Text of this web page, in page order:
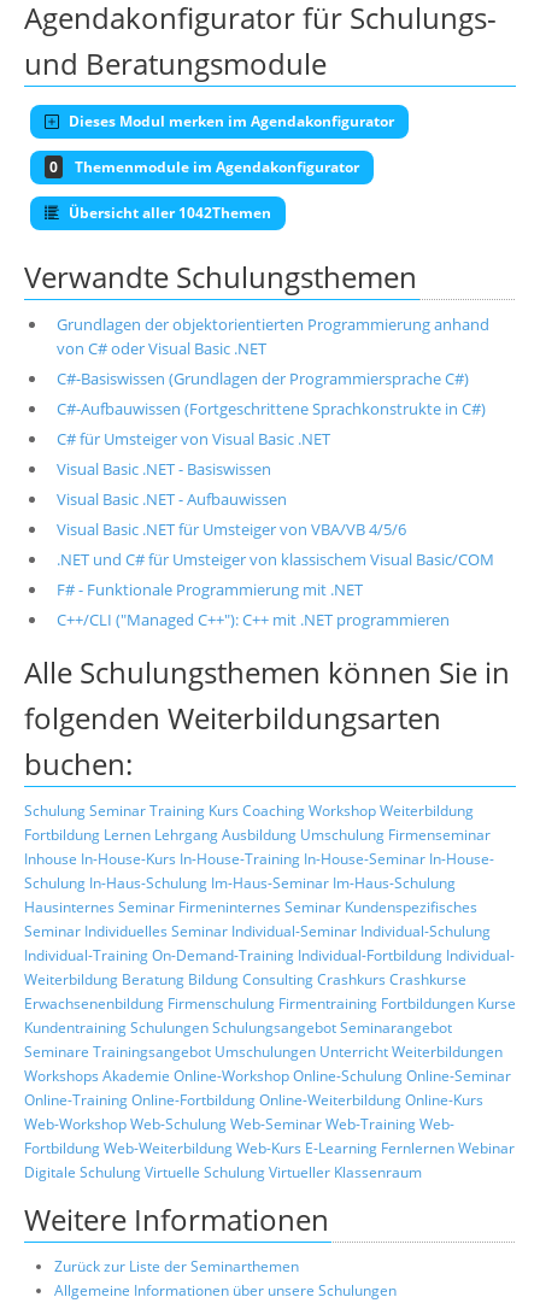
Agendakonfigurator für Schulungs-
und Beratungsmodule
Dieses Modul merken im Agendakonfigurator
0 Themenmodule im Agendakonfigurator
Übersicht aller 1042Themen
Verwandte Schulungsthemen
Grundlagen der objektorientierten Programmierung anhand
von C# oder Visual Basic .NET
C#-Basiswissen (Grundlagen der Programmiersprache C#)
C#-Aufbauwissen (Fortgeschrittene Sprachkonstrukte in C#)
C# für Umsteiger von Visual Basic .NET
Visual Basic .NET - Basiswissen
Visual Basic .NET - Aufbauwissen
Visual Basic .NET für Umsteiger von VBA/VB 4/5/6
.NET und C# für Umsteiger von klassischem Visual Basic/COM
F# - Funktionale Programmierung mit .NET
C++/CLI ("Managed C++"): C++ mit .NET programmieren
Alle Schulungsthemen können Sie in
folgenden Weiterbildungsarten
buchen:
SchulungSeminarTraining Kurs CoachingWorkshopWeiterbildung
Fortbildung Lernen LehrgangAusbildung Umschulung Firmenseminar
Inhouse In-House-Kurs In-House-Training In-House-Seminar In-House-
Schulung In-Haus-Schulung Im-Haus-Seminar Im-Haus-Schulung
Hausinternes Seminar Firmeninternes Seminar Kundenspezifisches
Seminar Individuelles Seminar Individual-Seminar Individual-Schulung
Individual-TrainingOn-Demand-Training Individual-Fortbildung Individual-
Weiterbildung Beratung BildungConsultingCrashkurs Crashkurse
Erwachsenenbildung Firmenschulung Firmentraining Fortbildungen Kurse
KundentrainingSchulungenSchulungsangebotSeminarangebot
Seminare Trainingsangebot Umschulungen UnterrichtWeiterbildungen
Workshops Akademie Online-WorkshopOnline-SchulungOnline-Seminar
Online-TrainingOnline-FortbildungOnline-WeiterbildungOnline-Kurs
Web-WorkshopWeb-SchulungWeb-SeminarWeb-TrainingWeb-
FortbildungWeb-WeiterbildungWeb-Kurs E-Learning FernlernenWebinar
Digitale SchulungVirtuelle SchulungVirtueller Klassenraum
Weitere Informationen
Zurück zur Liste der Seminarthemen
Allgemeine Informationen über unsere Schulungen